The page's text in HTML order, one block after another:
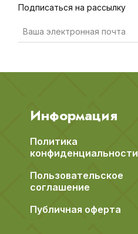
Подписаться на рассылку
Информация
Политика
конфиденциальности
Пользовательское
соглашение
Публичная оферта